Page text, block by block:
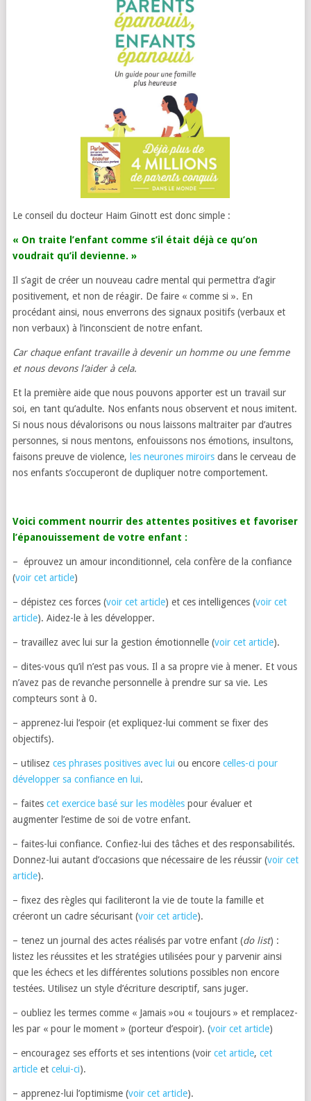
Le conseil du docteur Haim Ginott est donc simple :
« On traite l’enfant comme s’il était déjà ce qu’on
voudrait qu’il devienne. »
Il s’agit de créer un nouveau cadre mental qui permettra d’agir
positivement, et non de réagir. De faire « comme si ». En
procédant ainsi, nous enverrons des signaux positifs (verbaux et
non verbaux) à l’inconscient de notre enfant.
Car chaque enfant travaille à devenir un homme ou une femme
et nous devons l’aider à cela.
Et la première aide que nous pouvons apporter est un travail sur
soi, en tant qu’adulte. Nos enfants nous observent et nous imitent.
Si nous nous dévalorisons ou nous laissons maltraiter par d’autres
personnes, si nous mentons, enfouissons nos émotions, insultons,
faisons preuve de violence, les neurones miroirsdans le cerveau de
nos enfants s’occuperont de dupliquer notre comportement.
Voici comment nourrir des attentes positives et favoriser
l’épanouissement de votre enfant :
– éprouvez un amour inconditionnel, cela confère de la confiance
(voir cet article)
– dépistez ces forces (voir cet article) et ces intelligences (voir cet
article). Aidez-le à les développer.
– travaillez avec lui sur la gestion émotionnelle (voir cet article).
– dites-vous qu’il n’est pas vous. Il a sa propre vie à mener. Et vous
n’avez pas de revanche personnelle à prendre sur sa vie. Les
compteurs sont à 0.
– apprenez-lui l’espoir (et expliquez-lui comment se fixer des
objectifs).
– utilisez ces phrases positives avec lui ou encore celles-ci pour
développer sa confiance en lui.
– faites cet exercice basé sur les modèlespour évaluer et
augmenter l’estime de soi de votre enfant.
– faites-lui confiance. Confiez-lui des tâches et des responsabilités.
Donnez-lui autant d’occasions que nécessaire de les réussir (voir cet
article).
– fixez des règles qui faciliteront la vie de toute la famille et
créeront un cadre sécurisant (voir cet article).
– tenez un journal des actes réalisés par votre enfant (do list) :
listez les réussites et les stratégies utilisées pour y parvenir ainsi
que les échecs et les différentes solutions possibles non encore
testées. Utilisez un style d’écriture descriptif, sans juger.
– oubliez les termes comme « Jamais »ou « toujours » et remplacez-
les par « pour le moment » (porteur d’espoir). (voir cet article)
– encouragez ses efforts et ses intentions (voir cet article, cet
articleet celui-ci).
– apprenez-lui l’optimisme (voir cet article).